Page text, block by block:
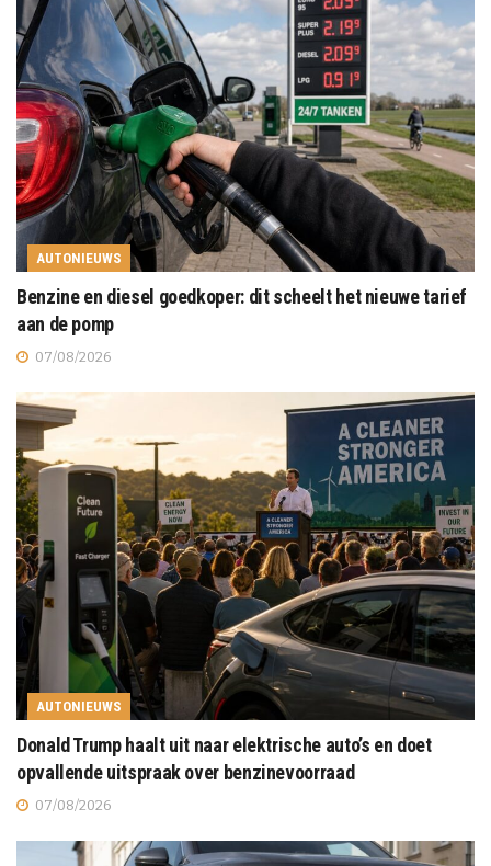
AUTONIEUWS
Benzine en diesel goedkoper: dit scheelt het nieuwe tarief
aan de pomp
07/08/2026
AUTONIEUWS
Donald Trump haalt uit naar elektrische auto’s en doet
opvallende uitspraak over benzinevoorraad
07/08/2026